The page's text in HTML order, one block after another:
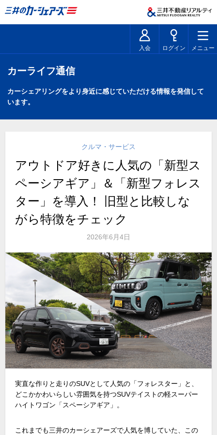
入会 ログイン メニュー
カーライフ通信
カーシェアリングをより身近に感じていただける情報を発信して
います。
クルマ・サービス
アウトドア好きに人気の「新型ス
ペーシアギア」＆「新型フォレス
ター」を導入！ 旧型と比較しな
がら特徴をチェック
2026年6月4日
実直な作りと走りのSUVとして人気の「フォレスター」と、
どこかかわいらしい雰囲気を持つSUVテイストの軽スーパー
ハイトワゴン「スペーシアギア」。
これまでも三井のカーシェアーズで人気を博していた、この